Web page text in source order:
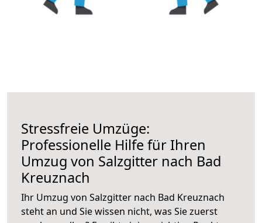
Stressfreie Umzüge:
Professionelle Hilfe für Ihren
Umzug von Salzgitter nach Bad
Kreuznach
Ihr Umzug von Salzgitter nach Bad Kreuznach
steht an und Sie wissen nicht, was Sie zuerst